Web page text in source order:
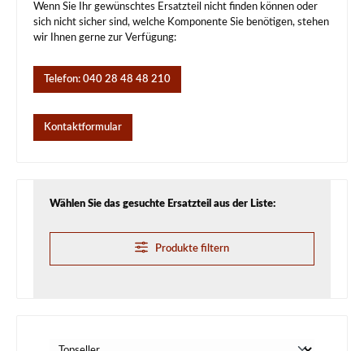
Wenn Sie Ihr gewünschtes Ersatzteil nicht finden können oder
sich nicht sicher sind, welche Komponente Sie benötigen, stehen
wir Ihnen gerne zur Verfügung:
Telefon: 040 28 48 48 210
Kontaktformular
Wählen Sie das gesuchte Ersatzteil aus der Liste:
Produkte filtern